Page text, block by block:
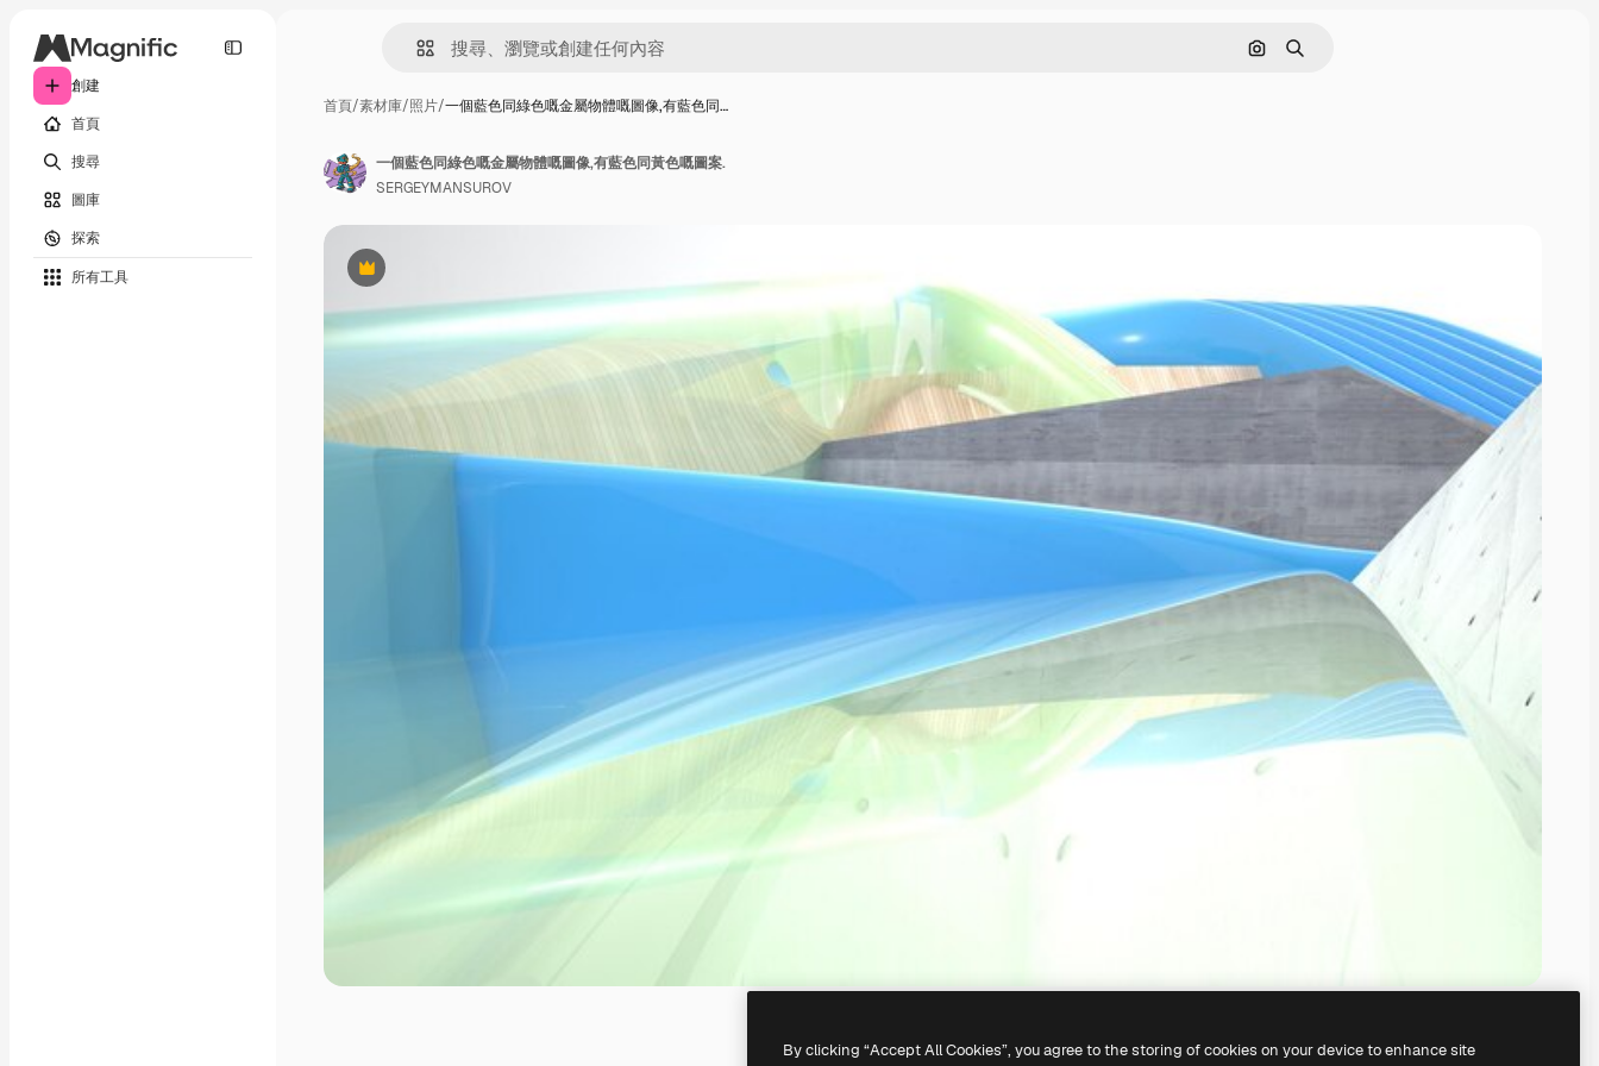
創建
首頁
搜尋
圖庫
探索
所有工具
通過圖像搜索
搜尋
首頁/素材庫/照片/一個藍色同綠色嘅金屬物體嘅圖像,有藍色同…
Premium
一個藍色同綠色嘅金屬物體嘅圖像,有藍色同黃色嘅圖案.
SERGEYMANSUROV
By clicking “Accept All Cookies”, you agree to the storing of cookies on your device to enhance site